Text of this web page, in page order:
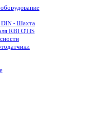
DIN - Шахта
RBI OTIS